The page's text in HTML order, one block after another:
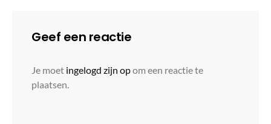
Geef een reactie
Je moet ingelogd zijn opom een reactie te
plaatsen.